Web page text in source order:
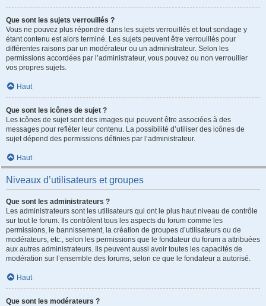
Que sont les sujets verrouillés ?
Vous ne pouvez plus répondre dans les sujets verrouillés et tout sondage y
étant contenu est alors terminé. Les sujets peuvent être verrouillés pour
différentes raisons par un modérateur ou un administrateur. Selon les
permissions accordées par l’administrateur, vous pouvez ou non verrouiller
vos propres sujets.
Haut
Que sont les icônes de sujet ?
Les icônes de sujet sont des images qui peuvent être associées à des
messages pour refléter leur contenu. La possibilité d’utiliser des icônes de
sujet dépend des permissions définies par l’administrateur.
Haut
Niveaux d’utilisateurs et groupes
Que sont les administrateurs ?
Les administrateurs sont les utilisateurs qui ont le plus haut niveau de contrôle
sur tout le forum. Ils contrôlent tous les aspects du forum comme les
permissions, le bannissement, la création de groupes d’utilisateurs ou de
modérateurs, etc., selon les permissions que le fondateur du forum a attribuées
aux autres administrateurs. Ils peuvent aussi avoir toutes les capacités de
modération sur l’ensemble des forums, selon ce que le fondateur a autorisé.
Haut
Que sont les modérateurs ?